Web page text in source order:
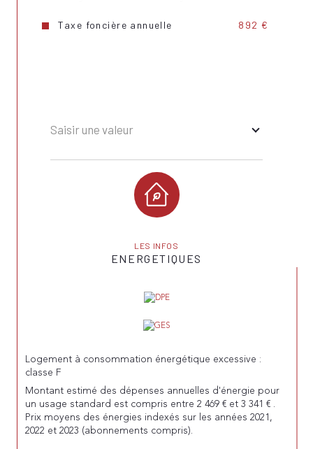
Taxe foncière annuelle 892 €
Saisir une valeur
LES INFOS
ENERGETIQUES
Logement à consommation énergétique excessive :
classe F
Montant estimé des dépenses annuelles d'énergie pour
un usage standard est compris entre 2 469 € et 3 341 € .
Prix moyens des énergies indexés sur les années 2021,
2022 et 2023 (abonnements compris).